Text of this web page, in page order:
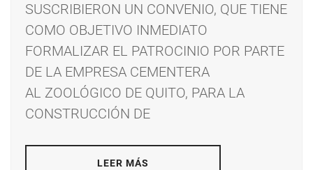
SUSCRIBIERON UN CONVENIO, QUE TIENE
COMO OBJETIVO INMEDIATO
FORMALIZAR EL PATROCINIO POR PARTE
DE LA EMPRESA CEMENTERA
AL ZOOLÓGICO DE QUITO, PARA LA
CONSTRUCCIÓN DE
LEER MÁS